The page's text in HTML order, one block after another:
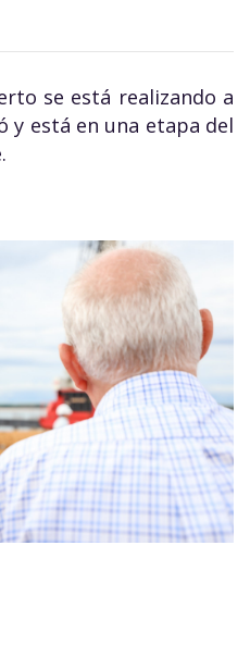
se está realizando a
y está en una etapa del